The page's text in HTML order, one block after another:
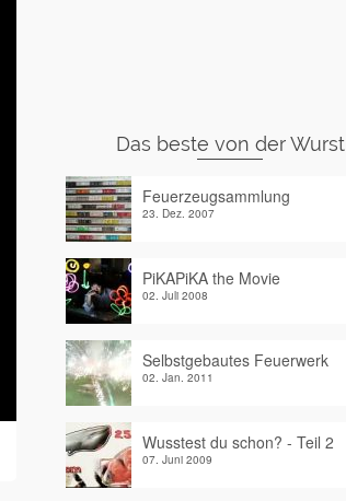
Das beste von der Wurst
Feuerzeugsammlung
23. Dez. 2007
PiKAPiKA the Movie
02. Juli 2008
Selbstgebautes Feuerwerk
02. Jan. 2011
Wusstest du schon? - Teil 2
07. Juni 2009